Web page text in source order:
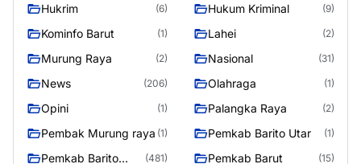
Hukrim (6) Hukum Kriminal (9)
Kominfo Barut (1) Lahei (2)
Murung Raya (2) Nasional (31)
News (206) Olahraga (1)
Opini (1) Palangka Raya (2)
Pembak Murung raya (1) Pemkab Barito Utar (1)
Pemkab Barito
(481) Pemkab Barut (15)